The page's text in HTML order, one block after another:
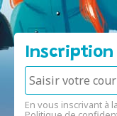
En vous inscrivant à